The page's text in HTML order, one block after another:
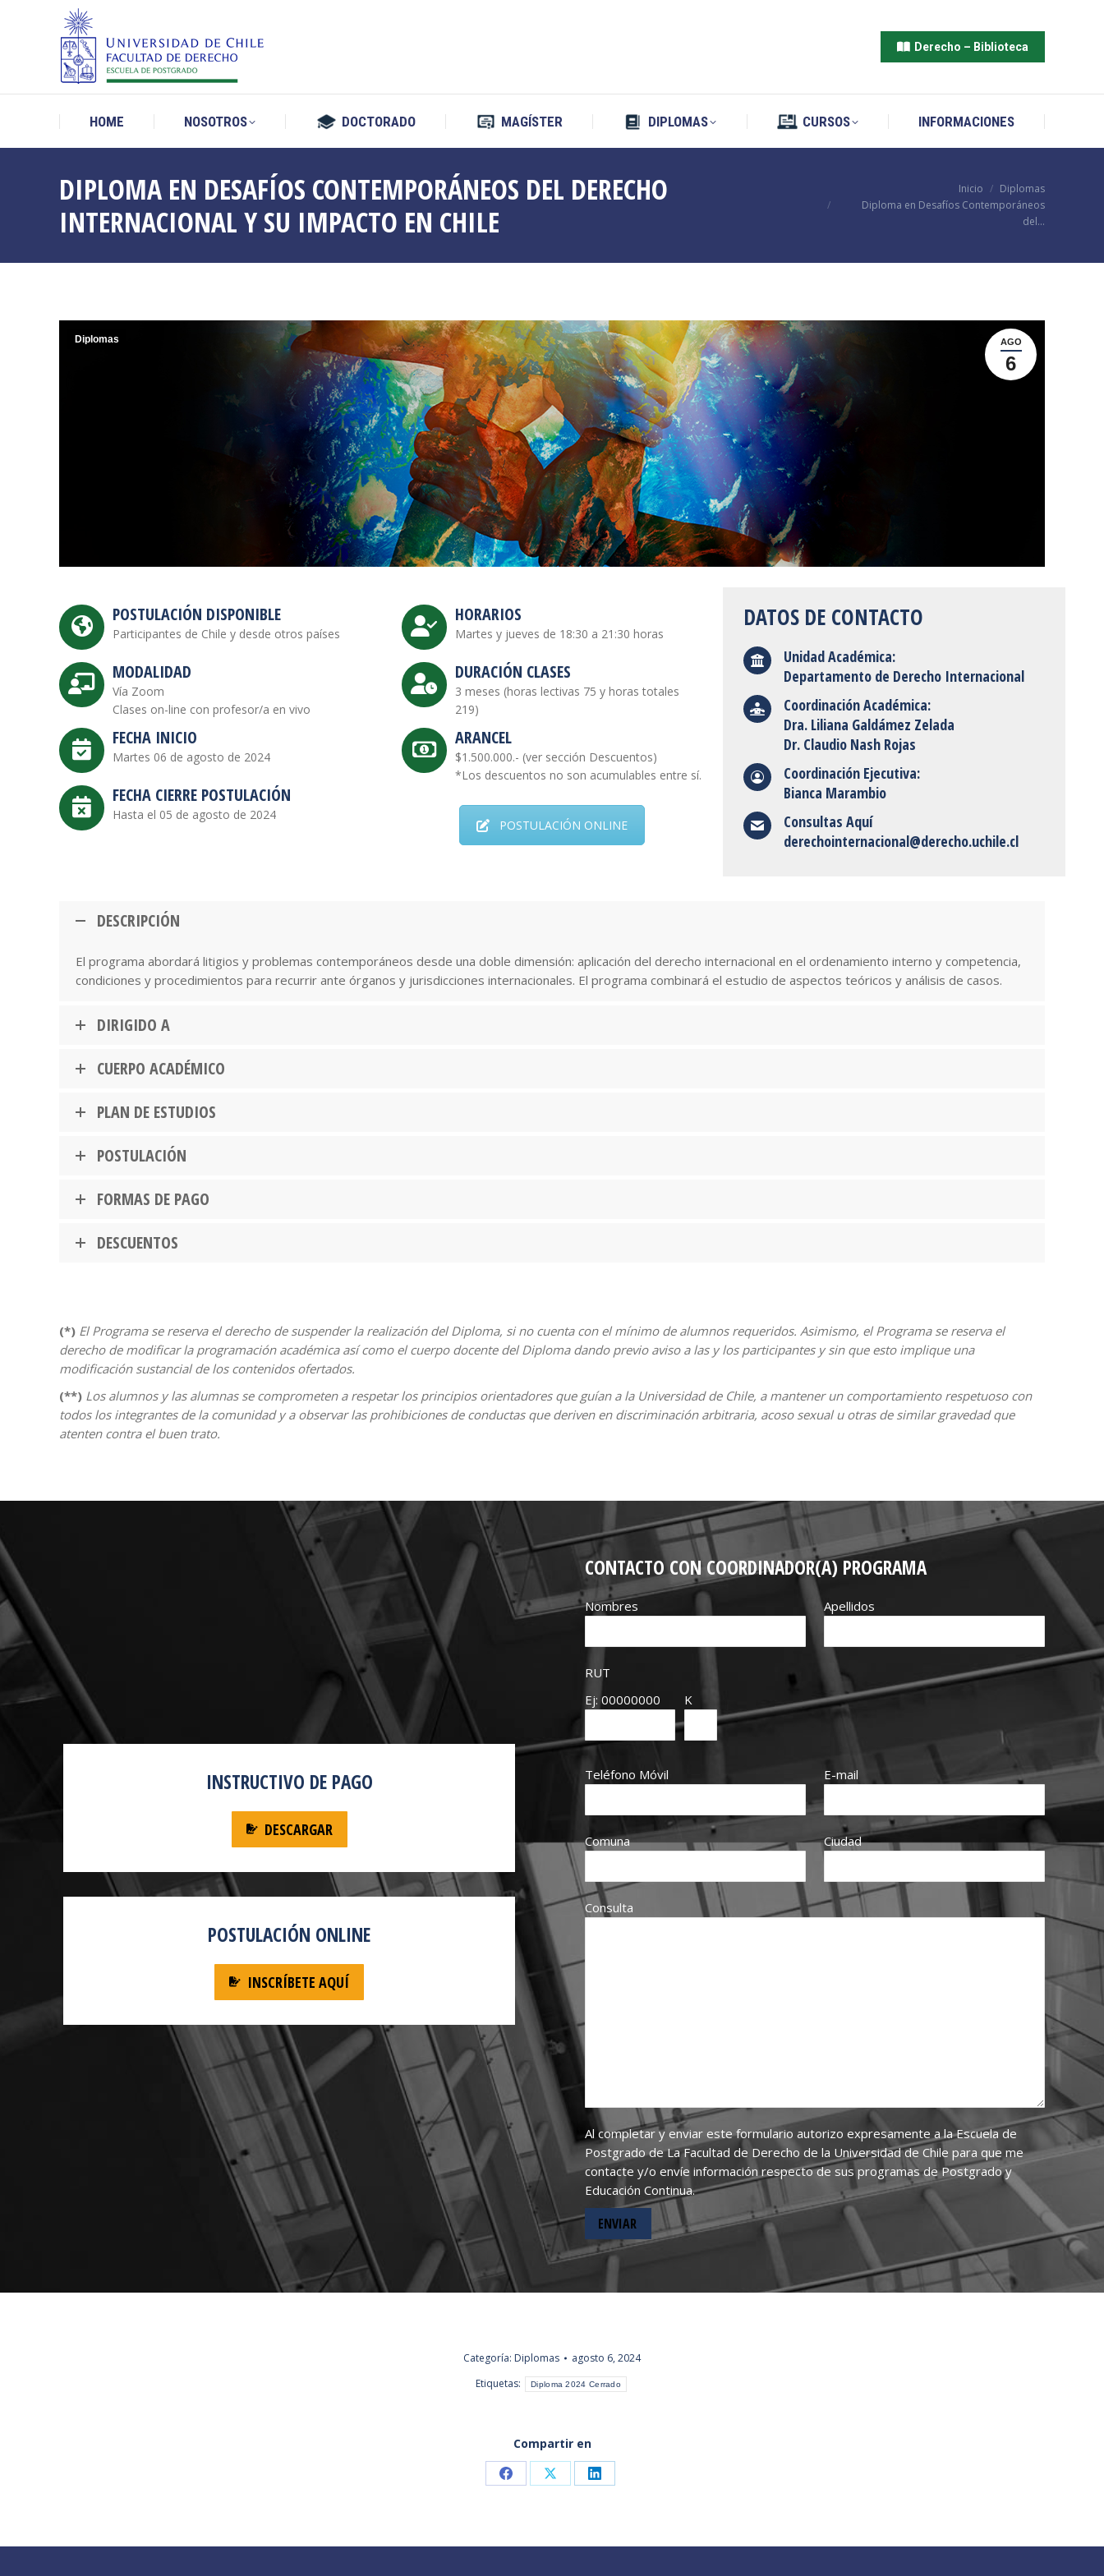
Derecho – Biblioteca
HOME NOSOTROS DOCTORADO MAGÍSTER DIPLOMAS CURSOS INFORMACIONES
DIPLOMA EN DESAFÍOS CONTEMPORÁNEOS DEL DERECHO
INTERNACIONAL Y SU IMPACTO EN CHILE
Inicio
Diplomas
Diploma en Desafíos Contemporáneos
del…
AGO
6
Diplomas
POSTULACIÓN DISPONIBLE
Participantes de Chile y desde otros países
MODALIDAD
Vía Zoom
Clases on-line con profesor/a en vivo
FECHA INICIO
Martes 06 de agosto de 2024
FECHA CIERRE POSTULACIÓN
Hasta el 05 de agosto de 2024
HORARIOS
Martes y jueves de 18:30 a 21:30 horas
DURACIÓN CLASES
3 meses (horas lectivas 75 y horas totales
219)
ARANCEL
$1.500.000.- (ver sección Descuentos)
*Los descuentos no son acumulables entre sí.
POSTULACIÓN ONLINE
DATOS DE CONTACTO
Unidad Académica:
Departamento de Derecho Internacional
Coordinación Académica:
Dra. Liliana Galdámez Zelada
Dr. Claudio Nash Rojas
Coordinación Ejecutiva:
Bianca Marambio
Consultas Aquí
derechointernacional@derecho.uchile.cl
DESCRIPCIÓN
El programa abordará litigios y problemas contemporáneos desde una doble dimensión: aplicación del derecho internacional en el ordenamiento interno y competencia,
condiciones y procedimientos para recurrir ante órganos y jurisdicciones internacionales. El programa combinará el estudio de aspectos teóricos y análisis de casos.
DIRIGIDO A
CUERPO ACADÉMICO
PLAN DE ESTUDIOS
POSTULACIÓN
FORMAS DE PAGO
DESCUENTOS
(*) El Programa se reserva el derecho de suspender la realización del Diploma, si no cuenta con el mínimo de alumnos requeridos. Asimismo, el Programa se reserva el
derecho de modificar la programación académica así como el cuerpo docente del Diploma dando previo aviso a las y los participantes y sin que esto implique una
modificación sustancial de los contenidos ofertados.
(**) Los alumnos y las alumnas se comprometen a respetar los principios orientadores que guían a la Universidad de Chile, a mantener un comportamiento respetuoso con
todos los integrantes de la comunidad y a observar las prohibiciones de conductas que deriven en discriminación arbitraria, acoso sexual u otras de similar gravedad que
atenten contra el buen trato.
INSTRUCTIVO DE PAGO
DESCARGAR
POSTULACIÓN ONLINE
INSCRÍBETE AQUÍ
CONTACTO CON COORDINADOR(A) PROGRAMA
Nombres Apellidos
RUT
Ej: 00000000
K
Teléfono Móvil E-mail
Comuna Ciudad
Consulta
Al completar y enviar este formulario autorizo expresamente a la Escuela de
Postgrado de La Facultad de Derecho de la Universidad de Chile para que me
contacte y/o envíe información respecto de sus programas de Postgrado y
Educación Continua.
Categoría: Diplomas
agosto 6, 2024
Etiquetas:
Diploma 2024 Cerrado
Compartir en
Share Share Share
HOME INFORMACIONES